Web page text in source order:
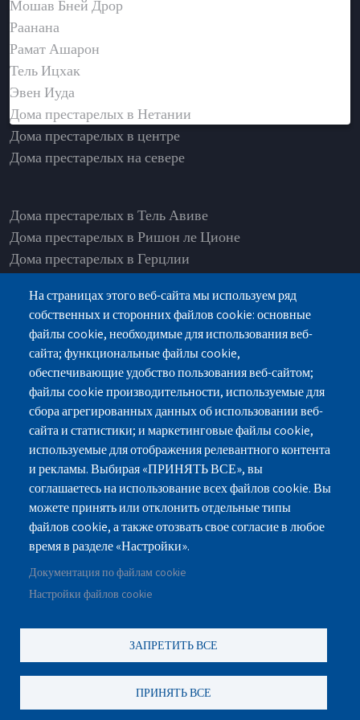
Мошав Бней Дрор
Раанана
Рамат Ашарон
Тель Ицхак
Эвен Иуда
Дома престарелых в Нетании
Дома престарелых в центре
Дома престарелых на севере
Дома престарелых в Тель Авиве
Дома престарелых в Ришон ле Ционе
Дома престарелых в Герцлии
Дома престарелых в Рамат Ашарон
Дома престарелых в Од а-Шарон
Дома престарелых в Петах-Тикве
Дома престарелых в Раанане
Дома престарелых в Хадере
г.Нетания, ул.Пинхас Лавон 18, здание-Лев
Ясмин, Этаж 2
077-3006194
gilashlishi@gmail.com
На страницах этого веб-сайта мы используем ряд
собственных и сторонних файлов cookie: основные
файлы cookie, необходимые для использования веб-
сайта; функциональные файлы cookie,
обеспечивающие удобство пользования веб-сайтом;
файлы cookie производительности, используемые для
сбора агрегированных данных об использовании веб-
сайта и статистики; и маркетинговые файлы cookie,
используемые для отображения релевантного контента
и рекламы. Выбирая «ПРИНЯТЬ ВСЕ», вы
соглашаетесь на использование всех файлов cookie. Вы
можете принять или отклонить отдельные типы
файлов cookie, а также отозвать свое согласие в любое
время в разделе «Настройки».
Документация по файлам cookie
Настройки файлов cookie
ЗАПРЕТИТЬ ВСЕ
ПРИНЯТЬ ВСЕ
נוקה ווב סטודיו
כול הזכויות שמורות לסטודיו נוקה
עיצוב ופיתוח אתרי אינטרנט